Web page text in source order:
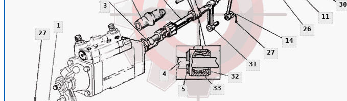
1
3
4
5
11
14
26
27
27
30
31
32
33